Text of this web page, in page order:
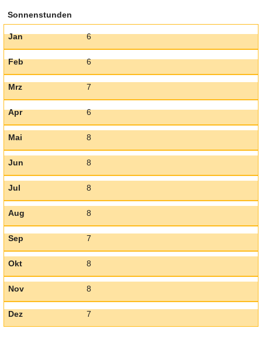
Sonnenstunden
Jan 6
Feb 6
Mrz 7
Apr 6
Mai 8
Jun 8
Jul 8
Aug 8
Sep 7
Okt 8
Nov 8
Dez 7